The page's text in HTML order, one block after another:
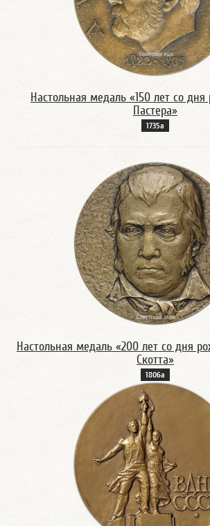
Настольная медаль «150 лет со
Пастера»
1735а
Настольная медаль «200 лет со дня
Скотта»
1806а